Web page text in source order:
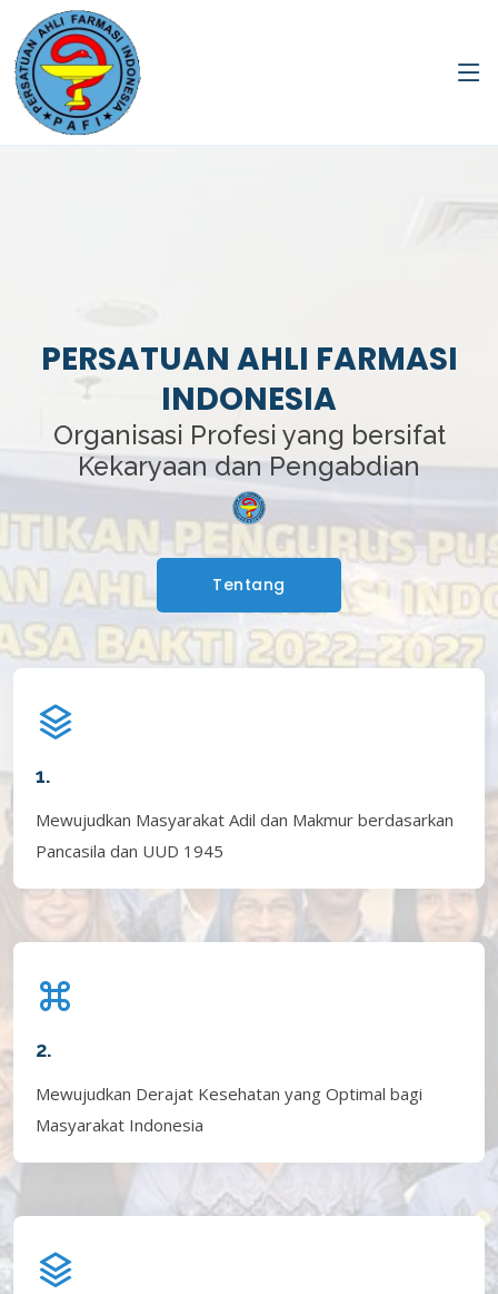
PERSATUAN AHLI FARMASI
INDONESIA
Organisasi Profesi yang bersifat
Kekaryaan dan Pengabdian
Tentang
1.
Mewujudkan Masyarakat Adil dan Makmur berdasarkan
Pancasila dan UUD 1945
2.
Mewujudkan Derajat Kesehatan yang Optimal bagi
Masyarakat Indonesia